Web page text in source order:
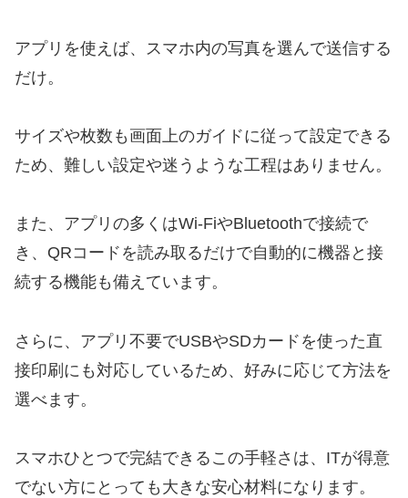
アプリを使えば、スマホ内の写真を選んで送信する
だけ。
サイズや枚数も画面上のガイドに従って設定できる
ため、難しい設定や迷うような工程はありません。
また、アプリの多くはWi-FiやBluetoothで接続で
き、QRコードを読み取るだけで自動的に機器と接
続する機能も備えています。
さらに、アプリ不要でUSBやSDカードを使った直
接印刷にも対応しているため、好みに応じて方法を
選べます。
スマホひとつで完結できるこの手軽さは、ITが得意
でない方にとっても大きな安心材料になります。